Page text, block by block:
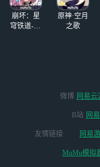
崩坏：星
穹铁道-4.4
原神·空月
之歌
微博 网易云
B站 网
友情链接 网易
MuMu模拟